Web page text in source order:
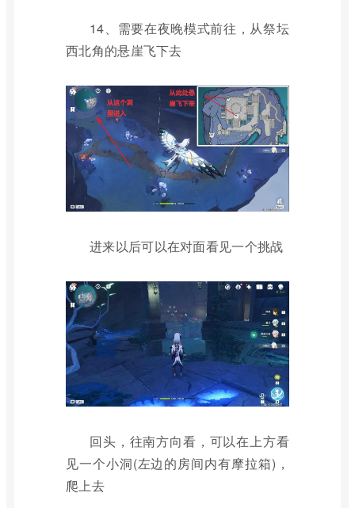
14、需要在夜晚模式前往，从祭坛
西北角的悬崖飞下去
进来以后可以在对面看见一个挑战
回头，往南方向看，可以在上方看
见一个小洞(左边的房间内有摩拉箱)，
爬上去